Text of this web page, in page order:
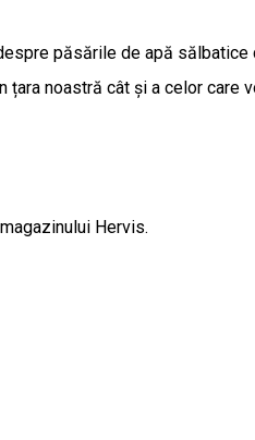
păsările de apă sălbatice
noastră cât și a celor care
Hervis.